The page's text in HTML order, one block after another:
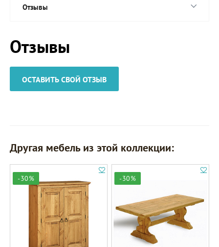
Отзывы
Отзывы
ОСТАВИТЬ СВОЙ ОТЗЫВ
Другая мебель из этой коллекции:
-30% -30%